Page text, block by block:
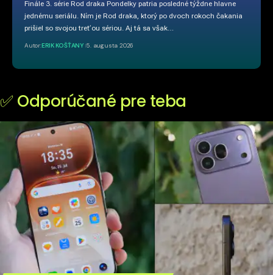
Finále 3. série Rod draka Pondelky patria posledné týždne hlavne
jednému seriálu. Ním je Rod draka, ktorý po dvoch rokoch čakania
prišiel so svojou treťou sériou. Aj tá sa však…
Autor:ERIK KOŠŤANY 5. augusta 2026
✅ Odporúčané pre teba